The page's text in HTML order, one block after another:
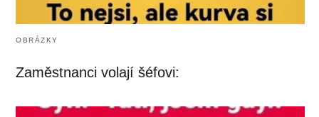
OBRÁZKY
Zaměstnanci volají šéfovi: